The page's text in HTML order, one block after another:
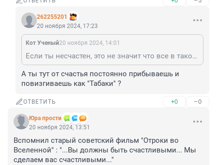
262255201
20 ноября 2024, 17:23
Кот Ученый20 ноября 2024, 14:01
Если ты несчастен, это не значит что все в таком же состоянии пребывают)
А ты тут от счастья постоянно прибываешь и
повизгиваешь как "Табаки" ?
ОТВЕТИТЬ +0 –0
Юра прости
20 ноября 2024, 13:51
Вспомнил старый советский фильм "Отроки во
Вселенной" : "...Вы должны быть счастливыми... Мы
сделаем вас счастливыми..."